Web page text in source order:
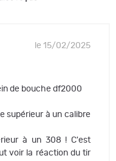
le 15/02/2025
de bouche df2000
supérieur à un calibre
à un 308 ! C'est
voir la réaction du tir